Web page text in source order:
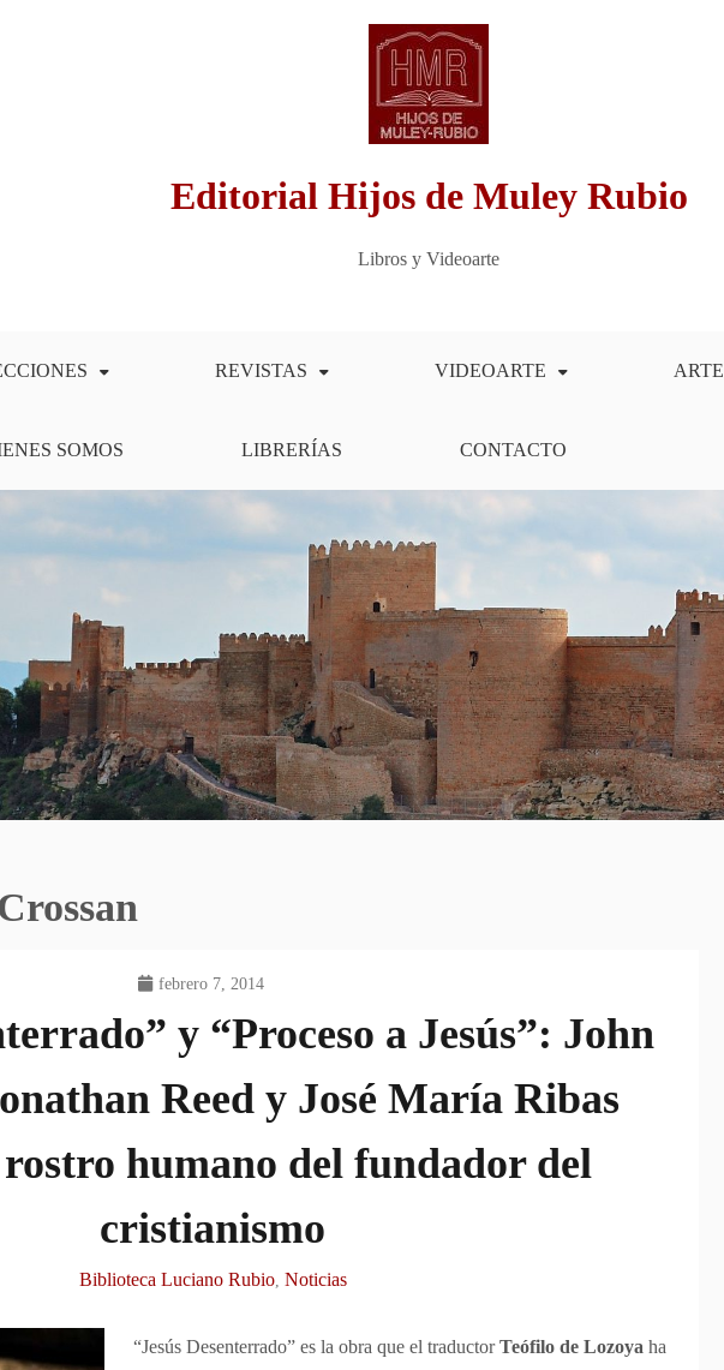
Editorial Hijos de Muley Rubio
Libros y Videoarte
REVISTAS VIDEOARTE ARTE
SOMOS LIBRERÍAS CONTACTO
febrero 7, 2014
y “Proceso a Jesús”: John
Reed y José María Ribas
rostro humano del fundador del
cristianismo
Biblioteca Luciano Rubio, Noticias
“Jesús Desenterrado” es la obra que el traductorTeófilo de Lozoya ha